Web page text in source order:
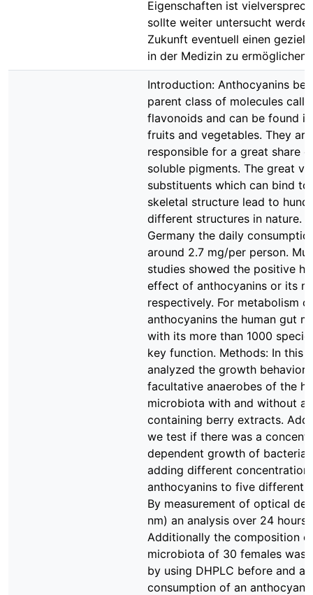
Eigenschaften ist
sollte weiter untersucht
Zukunft eventuell einen
in der Medizin zu ermöglichen.
Introduction: Anthocyanins
parent class of molecules
flavonoids and can be found
fruits and vegetables. They
responsible for a great share
soluble pigments. The great
substituents which can bind to
skeletal structure lead to
different structures in nature.
Germany the daily
around 2.7 mg/per person.
studies showed the positive
effect of anthocyanins or its
respectively. For metabolism of
anthocyanins the human gut
with its more than 1000
key function. Methods: In this
analyzed the growth behavior
facultative anaerobes of the
microbiota with and without
containing berry extracts.
we test if there was a
dependent growth of bacteria
adding different
anthocyanins to five different
By measurement of optical
nm) an analysis over 24 hours
Additionally the composition
microbiota of 30 females was
by using DHPLC before and
consumption of an